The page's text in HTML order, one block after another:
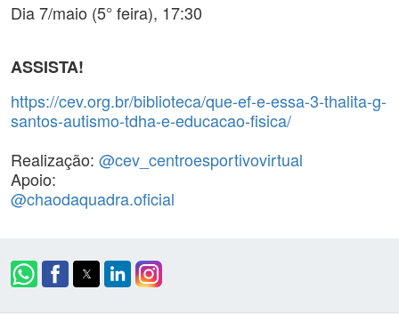
Dia 7/maio (5° feira), 17:30
ASSISTA!
https://cev.org.br/biblioteca/que-ef-e-essa-3-thalita-g-
santos-autismo-tdha-e-educacao-fisica/
Realização: @cev_centroesportivovirtual
Apoio:
@chaodaquadra.oficial